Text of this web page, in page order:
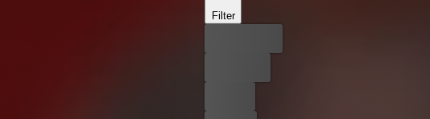
Filter